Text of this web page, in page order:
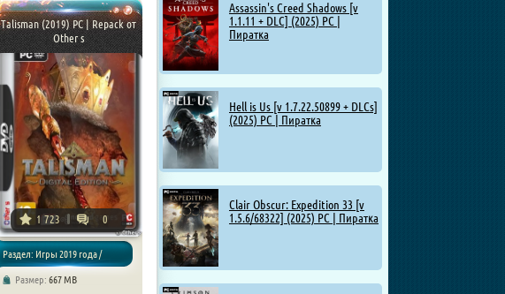
Assassin's Creed Shadows [v
1.1.11 + DLC] (2025) PC |
Пиратка
Hell is Us [v 1.7.22.50899 + DLCs]
(2025) PC | Пиратка
Clair Obscur: Expedition 33 [v
1.5.6/68322] (2025) PC | Пиратка
Talisman (2019) PC | Repack от
Other s
1 723 0
Раздел: Игры 2019 года /
Размер: 667 MB